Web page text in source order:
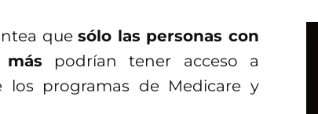
quesólo las personas con
podrían tener acceso a
los programas de Medicare y